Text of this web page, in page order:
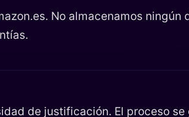
No almacenamos
de justificación. El proceso